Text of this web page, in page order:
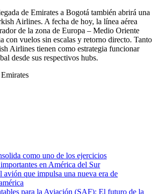
de Emirates a Bogotá también abrirá una
Airlines. A fecha de hoy, la línea aérea
de la zona de Europa – Medio Oriente
con vuelos sin escalas y retorno directo. Tanto
Airlines tienen como estrategia funcionar
desde sus respectivos hubs.
como uno de los ejercicios
en América del Sur
avión que impulsa una nueva era de
para la Aviación (SAF): El futuro de la